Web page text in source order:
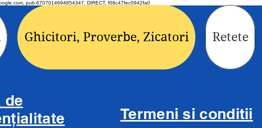
pub-6707014694854347, DIRECT, f08c47fec0942fa0
Ghicitori, Proverbe, Zicatori Retete
de
Termeni si conditii